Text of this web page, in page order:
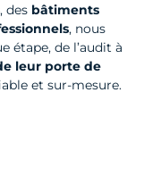
, des bâtiments
, nous
étape, de l’audit à
leur porte de
et sur-mesure.